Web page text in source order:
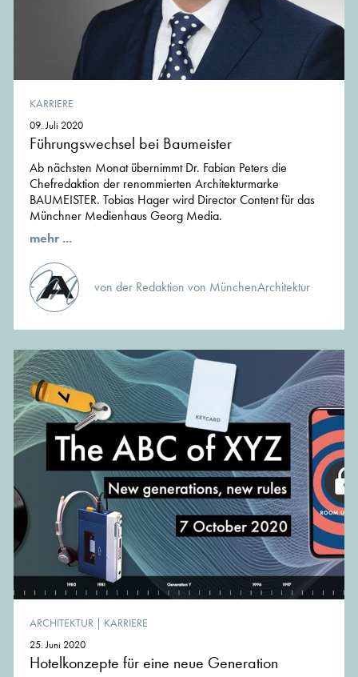
KARRIERE
09. Juli 2020
Führungswechsel bei Baumeister
Ab nächsten Monat übernimmt Dr. Fabian Peters die
Chefredaktion der renommierten Architekturmarke
BAUMEISTER. Tobias Hager wird Director Content für das
Münchner Medienhaus Georg Media.
mehr ...
von der Redaktion von MünchenArchitektur
ARCHITEKTUR | KARRIERE
25. Juni 2020
Hotelkonzepte für eine neue Generation